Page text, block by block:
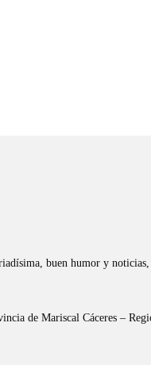
buen humor y
de Mariscal Cáceres –